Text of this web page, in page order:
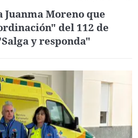
Juanma Moreno que
del 112 de
y responda"